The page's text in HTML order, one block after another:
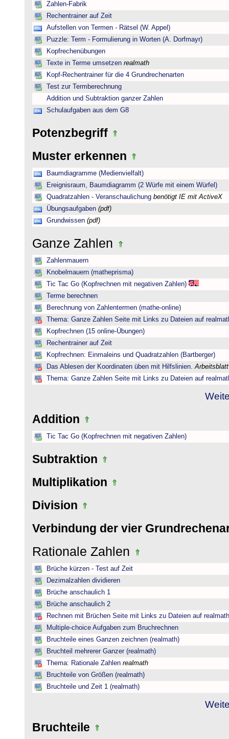
Zahlen-Fabrik
Rechentrainer auf Zeit
Aufstellen von Termen - Rätsel (W. Appel)
Puzzle: Term - Formulierung in Worten (A. Dorfmayr)
Kopfrechenübungen
Texte in Terme umsetzen realmath
Kopf-Rechentrainer für die 4 Grundrechenarten
Test zur Termberechnung
Addition und Subtraktion ganzer Zahlen
Schulaufgaben aus dem G8
Potenzbegriff
Muster erkennen
Baumdiagramme (Medienvielfalt)
Ereignisraum, Baumdiagramm (2 Würfe mit einem Würfel)
Quadratzahlen - Veranschaulichung benötigt IE mit ActiveX
Übungsaufgaben (pdf)
Grundwissen (pdf)
Ganze Zahlen
Zahlenmauern
Knobelmauern (matheprisma)
Tic Tac Go (Kopfrechnen mit negativen Zahlen)
Terme berechnen
Berechnung von Zahlentermen (mathe-online)
Thema: Ganze Zahlen Seite mit Links zu Dateien auf
Kopfrechnen (15 online-Übungen)
Rechentrainer auf Zeit
Kopfrechnen: Einmaleins und Quadratzahlen (Bartberger)
Das Ablesen der Koordinaten üben mit Hilfslinien.
Thema: Ganze Zahlen Seite mit Links zu Dateien auf
Addition
Tic Tac Go (Kopfrechnen mit negativen Zahlen)
Subtraktion
Multiplikation
Division
Verbindung der vier
Rationale Zahlen
Brüche kürzen - Test auf Zeit
Dezimalzahlen dividieren
Brüche anschaulich 1
Brüche anschaulich 2
Rechnen mit Brüchen Seite mit Links zu Dateien auf
Multiple-choice Aufgaben zum Bruchrechnen
Bruchteile eines Ganzen zeichnen (realmath)
Bruchteil mehrerer Ganzer (realmath)
Thema: Rationale Zahlen realmath
Bruchteile von Größen (realmath)
Bruchteile und Zeit 1 (realmath)
Bruchteile